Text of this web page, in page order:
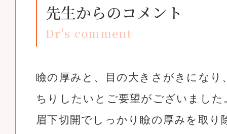
先生からのコメント
Dr's comment
瞼の厚みと、目の大きさがきになり
ちりしたいとご要望がございました
眉下切開でしっかり瞼の厚みを取り